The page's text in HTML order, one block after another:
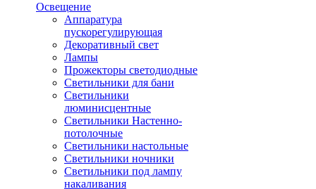
Освещение
Аппаратура
пускорегулирующая
Декоративный свет
Лампы
Прожекторы светодиодные
Светильники для бани
Светильники
люминисцентные
Светильники Настенно-
потолочные
Светильники настольные
Светильники ночники
Светильники под лампу
накаливания